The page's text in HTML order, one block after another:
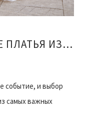
ШИКАРНЫЕ СВАДЕБНЫЕ ПЛАТЬЯ ИЗЫСК И ЭЛЕГАНТНОСТЬ
событие, и выбор
самых важных